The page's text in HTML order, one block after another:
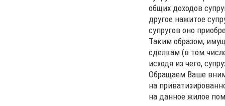
общих доходов
другое нажитое
супругов оно
Таким образом,
сделкам (в том
исходя из чего,
Обращаем Ваше
на
на данное жилое